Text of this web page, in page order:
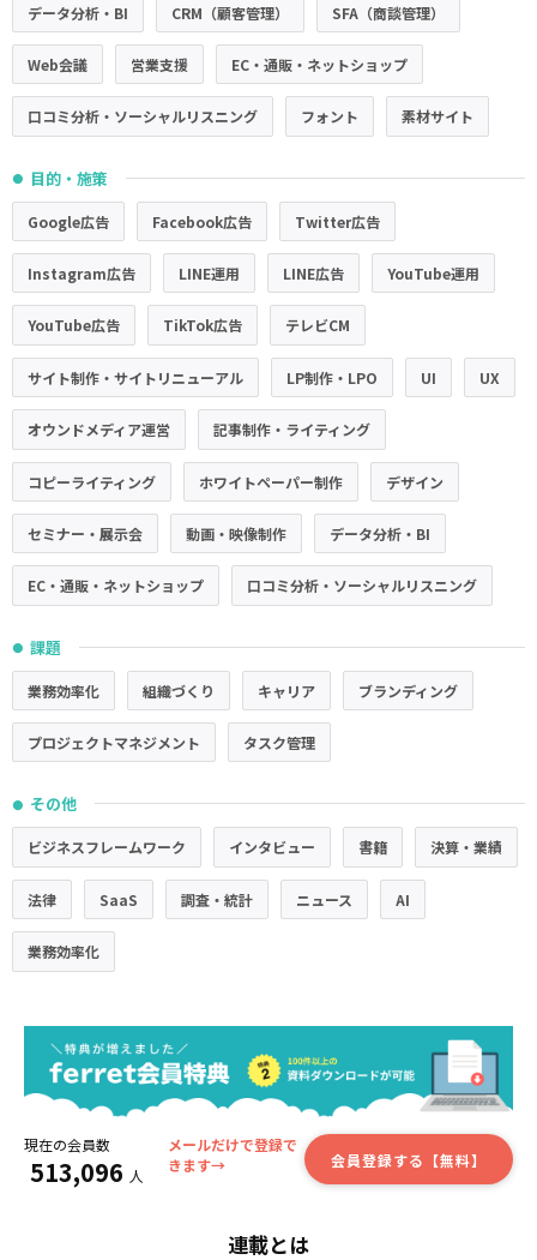
データ分析・BI CRM（顧客管理） SFA（商談管理）
Web会議 営業支援 EC・通販・ネットショップ
口コミ分析・ソーシャルリスニング フォント 素材サイト
● 目的・施策
Google広告 Facebook広告 Twitter広告
Instagram広告 LINE運用 LINE広告 YouTube運用
YouTube広告 TikTok広告 テレビCM
サイト制作・サイトリニューアル LP制作・LPO UI UX
オウンドメディア運営 記事制作・ライティング
コピーライティング ホワイトペーパー制作 デザイン
セミナー・展示会 動画・映像制作 データ分析・BI
EC・通販・ネットショップ 口コミ分析・ソーシャルリスニング
● 課題
業務効率化 組織づくり キャリア ブランディング
プロジェクトマネジメント タスク管理
● その他
ビジネスフレームワーク インタビュー 書籍 決算・業績
法律 SaaS 調査・統計 ニュース AI
業務効率化
現在の会員数
513,096 人
メールだけで登録で
きます→
会員登録する【無料】
連載とは